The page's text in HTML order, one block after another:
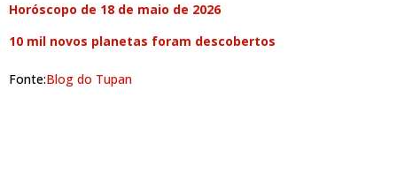
Horóscopo de 18 de maio de 2026
10 mil novos planetas foram descobertos
Fonte:Blog do Tupan